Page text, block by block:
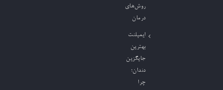
روش‌های
درمان
ایمپلنت
بهترین
جایگزین
دندان؛
چرا